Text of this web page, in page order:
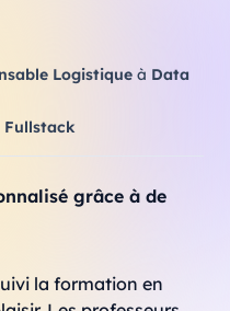
Logistique à Data
Fullstack
grâce à de
la formation en